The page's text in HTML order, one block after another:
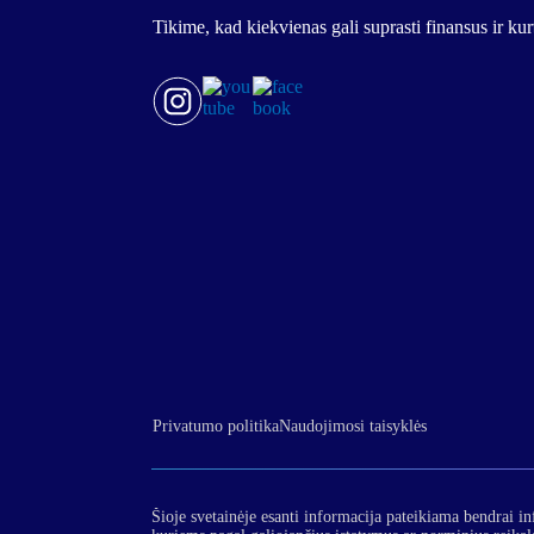
Tikime, kad kiekvienas gali suprasti finansus ir
Privatumo politikaNaudojimosi taisyklės
Šioje svetainėje esanti informacija pateikiama bendrai